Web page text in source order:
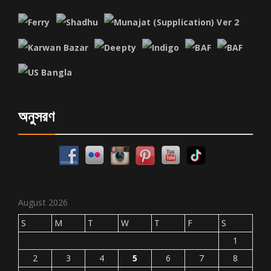
অনুসরণ
August 2026
S
M T W T F
S
1
2
3 4 5 6 7
8